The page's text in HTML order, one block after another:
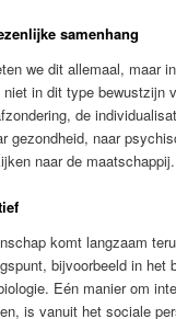
samenhang
we dit allemaal, maar
in dit type bewustzijn
de
gezondheid, naar
naar de maatschappij.
komt langzaam
bijvoorbeeld in het
Eén manier om
is vanuit het sociale